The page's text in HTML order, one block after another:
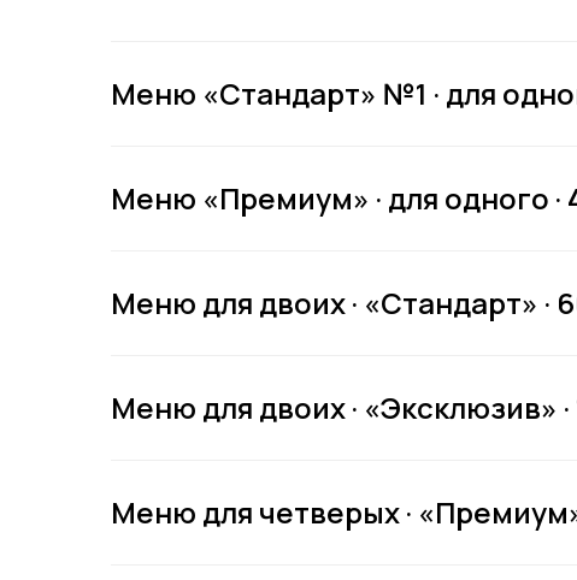
Меню «Стандарт» №1 · для
Меню «Премиум» · для одного ·
Меню для двоих · «Стандарт» ·
Меню для двоих · «Эксклюзив»
Меню для четверых · «Премиум»